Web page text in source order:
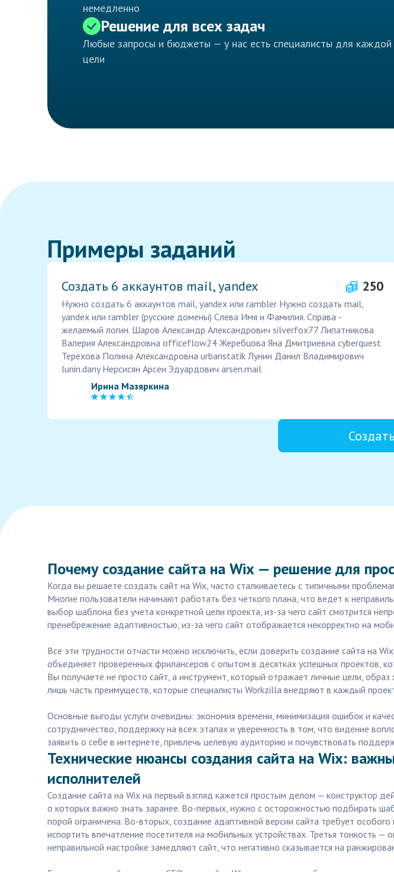
немедленно
Решение для всех задач
Любые запросы и бюджеты — у нас есть специалисты для каждой
цели
Примеры заданий
Создать 6 аккаунтов mail, yandex 250
Нужно создать 6 аккаунтов mail, yandex или rambler Нужно создать mail,
yandex или rambler (русские домены) Слева Имя и Фамилия. Справа -
желаемый логин. Шаров Александр Александрович silverfox77 Липатникова
Валерия Александровна officeflow24 Жеребцова Яна Дмитриевна cyberquest
Терехова Полина Александровна urbanstatik Лунин Данил Владимирович
lunin.dany Нерсисян Арсен Эдуардович arsen.mail
Ирина Мазяркина
Почему создание сайта на Wix — решение для
Когда вы решаете создать сайт на Wix, часто сталкиваетесь с типичными
Многие пользователи начинают работать без четкого плана, что ведет к
выбор шаблона без учета конкретной цели проекта, из-за чего сайт смотрится
пренебрежение адаптивностью, из-за чего сайт отображается некорректно на
Все эти трудности отчасти можно исключить, если доверить создание сайта на
объединяет проверенных фрилансеров с опытом в десятках успешных проектов,
Вы получаете не просто сайт, а инструмент, который отражает личные цели,
лишь часть преимуществ, которые специалисты Workzilla внедряют в каждый
Основные выгоды услуги очевидны: экономия времени, минимизация ошибок и
сотрудничество, поддержку на всех этапах и уверенность в том, что видение
заявить о себе в интернете, привлечь целевую аудиторию и почувствовать
Технические нюансы создания сайта на Wix:
исполнителей
Создание сайта на Wix на первый взгляд кажется простым делом — конструктор
о которых важно знать заранее. Во-первых, нужно с осторожностью подбирать
порой ограничена. Во-вторых, создание адаптивной версии сайта требует
испортить впечатление посетителя на мобильных устройствах. Третья тонкость
неправильной настройке замедляют сайт, что негативно сказывается на